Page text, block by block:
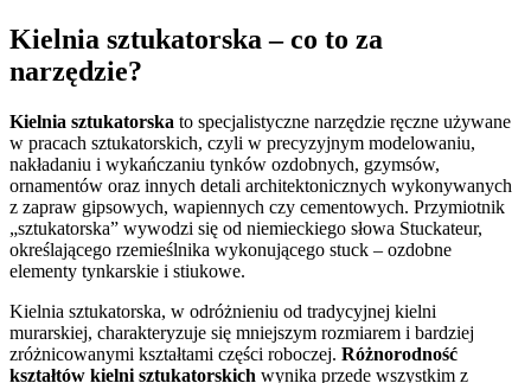
Kielnia sztukatorska – co to za
narzędzie?
Kielnia sztukatorska to specjalistyczne narzędzie ręczne używane
w pracach sztukatorskich, czyli w precyzyjnym modelowaniu,
nakładaniu i wykańczaniu tynków ozdobnych, gzymsów,
ornamentów oraz innych detali architektonicznych wykonywanych
z zapraw gipsowych, wapiennych czy cementowych. Przymiotnik
„sztukatorska” wywodzi się od niemieckiego słowa Stuckateur,
określającego rzemieślnika wykonującego stuck – ozdobne
elementy tynkarskie i stiukowe.
Kielnia sztukatorska, w odróżnieniu od tradycyjnej kielni
murarskiej, charakteryzuje się mniejszym rozmiarem i bardziej
zróżnicowanymi kształtami części roboczej. Różnorodność
kształtów kielni sztukatorskich wynika przede wszystkim z